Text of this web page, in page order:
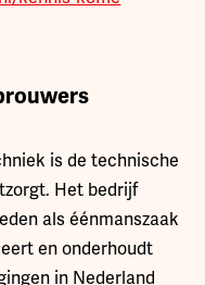
is de technische
Het bedrijf
als éénmanszaak
en onderhoudt
in Nederland